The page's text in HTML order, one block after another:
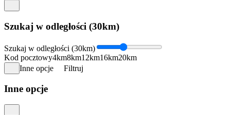
Szukaj w odległości (30km)
Szukaj w odległości (30km)
Kod pocztowy4km8km12km16km20km
Inne opcje
Filtruj
Inne opcje